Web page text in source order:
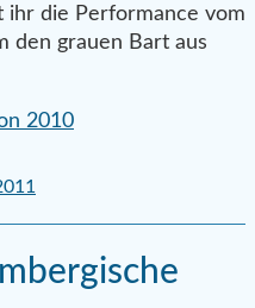
ihr die Performance vom
den grauen Bart aus
2010